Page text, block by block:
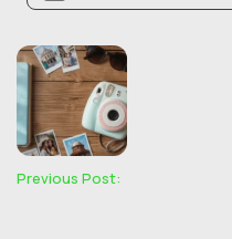
Previous Post: